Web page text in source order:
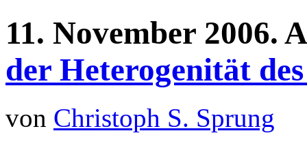
11. November 2006.
der Heterogenität
von Christoph S. Sprung